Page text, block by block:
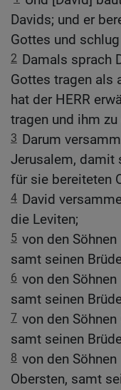
Davids; und er
Gottes und
2 Damals sprach
Gottes tragen als
hat der HERR
tragen und ihm
3 Darum
Jerusalem, damit
für sie bereiteten
4 David
die Leviten;
5 von den
samt seinen
6 von den
samt seinen
7 von den
samt seinen
8 von den
Obersten, samt